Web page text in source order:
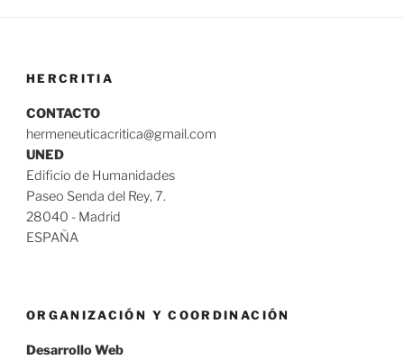
HERCRITIA
CONTACTO
hermeneuticacritica@gmail.com
UNED
Edificio de Humanidades
Paseo Senda del Rey, 7.
28040 - Madrid
ESPAÑA
ORGANIZACIÓN Y COORDINACIÓN
Desarrollo Web